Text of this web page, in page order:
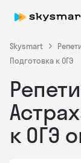
Skysmart
Подготовка к ОГЭ
к ОГЭ